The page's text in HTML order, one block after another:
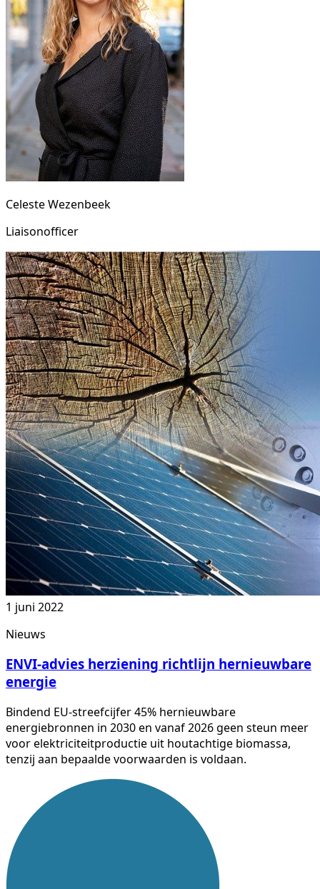
Celeste Wezenbeek
Liaisonofficer
1 juni 2022
Nieuws
ENVI-advies herziening richtlijn hernieuwbare
energie
Bindend EU-streefcijfer 45% hernieuwbare
energiebronnen in 2030 en vanaf 2026 geen steun meer
voor elektriciteitproductie uit houtachtige biomassa,
tenzij aan bepaalde voorwaarden is voldaan.